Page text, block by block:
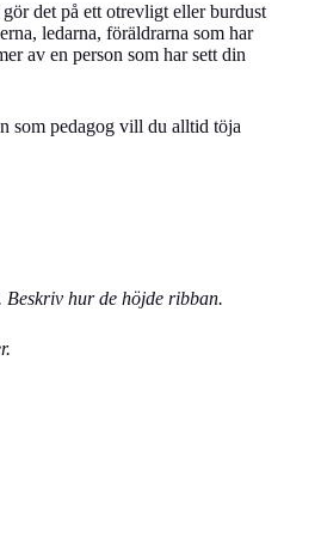
det på ett otrevligt eller burdust
ledarna, föräldrarna som har
av en person som har sett din
som pedagog vill du alltid töja
hur de höjde ribban.